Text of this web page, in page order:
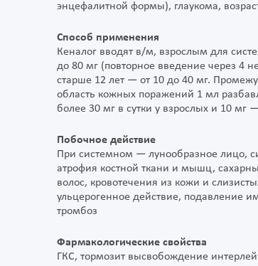
энцефалитной формы), глаукома,
Способ применения
Кеналог вводят в/м, взрослым для
до 80 мг (повторное введение через 4
старше 12 лет — от 10 до 40 мг.
область кожных поражений 1 мл
более 30 мг в сутки у взрослых и 10
Побочное действие
При системном — лунообразное лицо,
атрофия костной ткани и мышц,
волос, кровотечения из кожи и
ульцерогенное действие, подавление
тромбоз
Фармакологические свойства
ГКС, тормозит высвобождение